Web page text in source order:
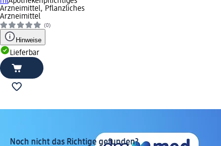
Arzneimittel, Pflanzliches
Arzneimittel
(0)
Hinweise
Lieferbar
Noch nicht das Richtige gefunden?